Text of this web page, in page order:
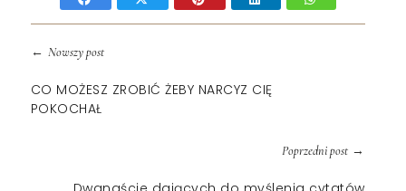
← Nowszy post
CO MOŻESZ ZROBIĆ ŻEBY NARCYZ CIĘ
POKOCHAŁ
Poprzedni post→